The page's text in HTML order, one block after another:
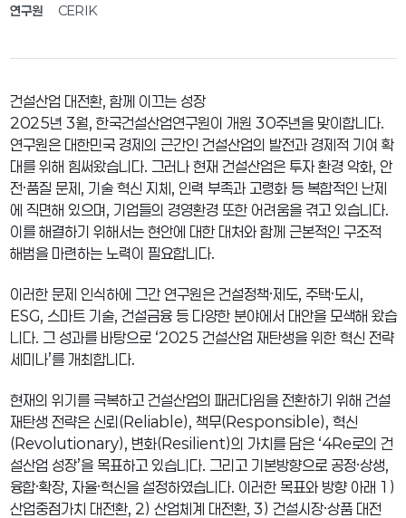
연구원 CERIK
건설산업 대전환, 함께 이끄는 성장
2025년 3월, 한국건설산업연구원이 개원 30주년을 맞이합니다.
연구원은 대한민국 경제의 근간인 건설산업의 발전과 경제적 기여 확
대를 위해 힘써왔습니다. 그러나 현재 건설산업은 투자 환경 악화, 안
전·품질 문제, 기술 혁신 지체, 인력 부족과 고령화 등 복합적인 난제
에 직면해 있으며, 기업들의 경영환경 또한 어려움을 겪고 있습니다.
이를 해결하기 위해서는 현안에 대한 대처와 함께 근본적인 구조적
해법을 마련하는 노력이 필요합니다.
이러한 문제 인식하에 그간 연구원은 건설정책·제도, 주택·도시,
ESG, 스마트 기술, 건설금융 등 다양한 분야에서 대안을 모색해 왔습
니다. 그 성과를 바탕으로 ‘2025 건설산업 재탄생을 위한 혁신 전략
세미나’를 개최합니다.
현재의 위기를 극복하고 건설산업의 패러다임을 전환하기 위해 건설
재탄생 전략은 신뢰(Reliable), 책무(Responsible), 혁신
(Revolutionary), 변화(Resilient)의 가치를 담은 ‘4Re로의 건
설산업 성장’을 목표하고 있습니다. 그리고 기본방향으로 공정·상생,
융합·확장, 자율·혁신을 설정하였습니다. 이러한 목표와 방향 아래 1)
산업중점가치 대전환, 2) 산업체계 대전환, 3) 건설시장·상품 대전